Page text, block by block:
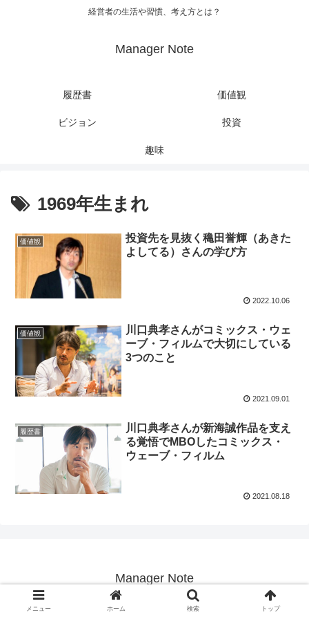
経営者の生活や習慣、考え方とは？
Manager Note
履歴書 価値観
ビジョン 投資
趣味
1969年生まれ
価値観
投資先を見抜く穐田誉輝（あきた
よしてる）さんの学び方
2022.10.06
価値観
川口典孝さんがコミックス・ウェ
ーブ・フィルムで大切にしている
3つのこと
2021.09.01
履歴書
川口典孝さんが新海誠作品を支え
る覚悟でMBOしたコミックス・
ウェーブ・フィルム
2021.08.18
Manager Note
© 2019 Manager Note.
メニュー ホーム 検索 トップ